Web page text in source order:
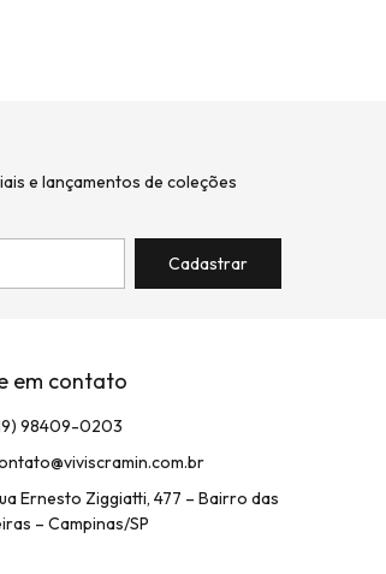
e lançamentos de coleções
em contato
98409-0203
Ernesto Ziggiatti, 477 – Bairro das
– Campinas/SP